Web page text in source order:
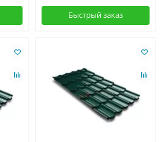
Быстрый заказ